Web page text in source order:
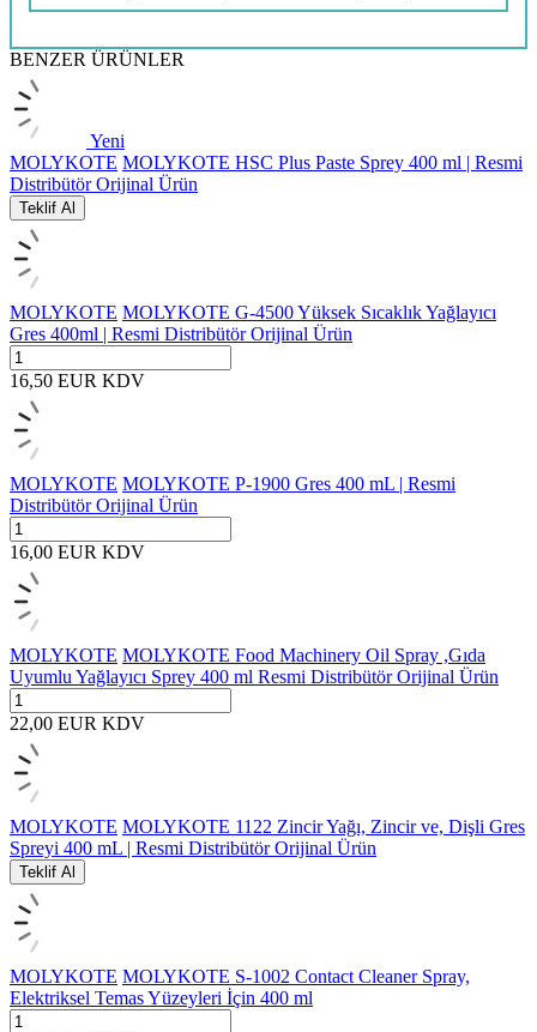
BENZER ÜRÜNLER
Yeni
MOLYKOTE MOLYKOTE HSC Plus Paste Sprey 400 ml | Resmi
Distribütör Orijinal Ürün
Teklif Al
MOLYKOTE MOLYKOTE G-4500 Yüksek Sıcaklık Yağlayıcı
Gres 400ml | Resmi Distribütör Orijinal Ürün
16,50 EUR KDV
MOLYKOTE MOLYKOTE P-1900 Gres 400 mL | Resmi
Distribütör Orijinal Ürün
16,00 EUR KDV
MOLYKOTE MOLYKOTE Food Machinery Oil Spray ,Gıda
Uyumlu Yağlayıcı Sprey 400 ml Resmi Distribütör Orijinal Ürün
22,00 EUR KDV
MOLYKOTE MOLYKOTE 1122 Zincir Yağı, Zincir ve, Dişli Gres
Spreyi 400 mL | Resmi Distribütör Orijinal Ürün
Teklif Al
MOLYKOTE MOLYKOTE S-1002 Contact Cleaner Spray,
Elektriksel Temas Yüzeyleri İçin 400 ml